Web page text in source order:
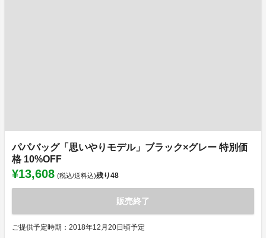
パパバッグ「思いやりモデル」ブラック×グレー 特別価
格 10%OFF
¥13,608 (税込/送料込)残り48
販売終了
ご提供予定時期：2018年12月20日頃予定